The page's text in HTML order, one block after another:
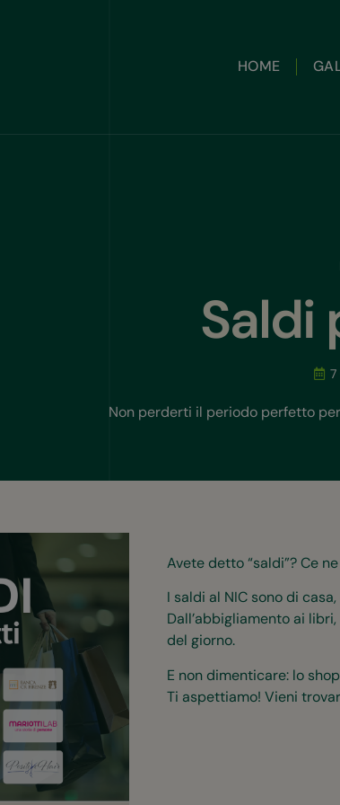
HOME
Saldi
7
Non perderti il periodo perfetto
Avete detto “saldi”? Ce
I saldi al NIC sono di
Dall’abbigliamento ai
del giorno.
E non dimenticare: lo
Ti aspettiamo! Vieni